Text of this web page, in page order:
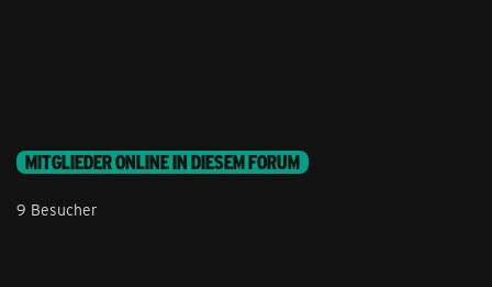
MITGLIEDER ONLINE IN DIESEM FORUM
9 Besucher